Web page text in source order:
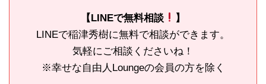
【LINEで無料相談
】
LINEで稲津秀樹に無料で相談ができます。
気軽にご相談くださいね！
※幸せな自由人Loungeの会員の方を除く